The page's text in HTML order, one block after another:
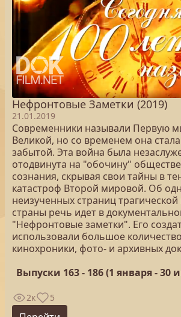
Нефронтовые Заметки (2019)
21.01.2019
Современники называли Первую
Великой, но со временем она
забытой. Эта война была
отодвинута на "обочину"
сознания, скрывая свои тайны в
катастроф Второй мировой. Об
неизученных страниц
страны речь идет в
"Нефронтовые заметки". Его
использовали большое
кинохроники, фото- и архивных
Выпуски 163 - 186 (1 января - 30
2к 5